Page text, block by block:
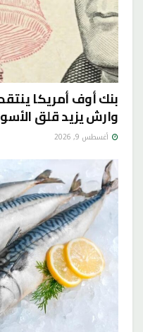
بنك أوف أمريكا
وارش يزيد قلق
أغسطس 9, 2026